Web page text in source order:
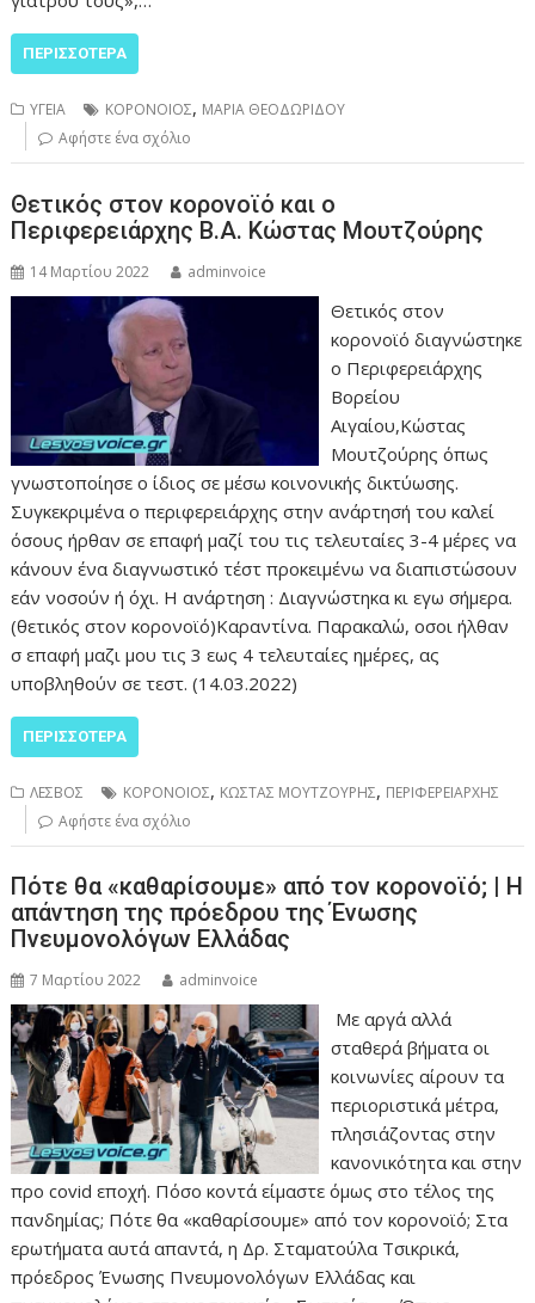
ΠΕΡΙΣΣΌΤΕΡΑ
ΥΓΕΙΑ ΚΟΡΟΝΟΙΟΣ, ΜΑΡΙΑ ΘΕΟΔΩΡΙΔΟΥ
Αφήστε ένα σχόλιο
Θετικός στον κορονοϊό και ο
Περιφερειάρχης Β.Α. Κώστας Μουτζούρης
14 Μαρτίου 2022 adminvoice
Θετικός στον
κορονοϊό διαγνώστηκε
ο Περιφερειάρχης
Βορείου
Αιγαίου,Κώστας
Μουτζούρης όπως
γνωστοποίησε ο ίδιος σε μέσω κοινονικής δικτύωσης.
Συγκεκριμένα ο περιφερειάρχης στην ανάρτησή του καλεί
όσους ήρθαν σε επαφή μαζί του τις τελευταίες 3-4 μέρες να
κάνουν ένα διαγνωστικό τέστ προκειμένω να διαπιστώσουν
εάν νοσούν ή όχι. Η ανάρτηση : Διαγνώστηκα κι εγω σήμερα.
(θετικός στον κορονοϊό)Καραντίνα. Παρακαλώ, οσοι ήλθαν
σ επαφή μαζι μου τις 3 εως 4 τελευταίες ημέρες, ας
υποβληθούν σε τεστ. (14.03.2022)
ΠΕΡΙΣΣΌΤΕΡΑ
ΛΕΣΒΟΣ ΚΟΡΟΝΟΙΟΣ, ΚΩΣΤΑΣ ΜΟΥΤΖΟΥΡΗΣ, ΠΕΡΙΦΕΡΕΙΑΡΧHΣ
Αφήστε ένα σχόλιο
Πότε θα «καθαρίσουμε» από τον κορονοϊό; | Η
απάντηση της πρόεδρου της Ένωσης
Πνευμονολόγων Ελλάδας
7 Μαρτίου 2022 adminvoice
Με αργά αλλά
σταθερά βήματα οι
κοινωνίες αίρουν τα
περιοριστικά μέτρα,
πλησιάζοντας στην
κανονικότητα και στην
προ covid εποχή. Πόσο κοντά είμαστε όμως στο τέλος της
πανδημίας; Πότε θα «καθαρίσουμε» από τον κορονοϊό; Στα
ερωτήματα αυτά απαντά, η Δρ. Σταματούλα Τσικρικά,
πρόεδρος Ένωσης Πνευμονολόγων Ελλάδας και